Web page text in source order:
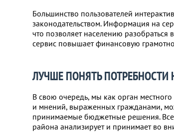
Большинство пользователей
законодательством. Информация на
что позволяет населению разобраться
сервис повышает финансовую
ЛУЧШЕ ПОНЯТЬ ПОТРЕБНОСТИ
В свою очередь, мы как орган
и мнений, выраженных гражданами,
принимаемые бюджетные решения. Все
района анализирует и принимает во